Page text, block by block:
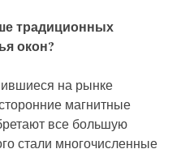
традиционных
окон?
на рынке
магнитные
все большую
стали многочисленные